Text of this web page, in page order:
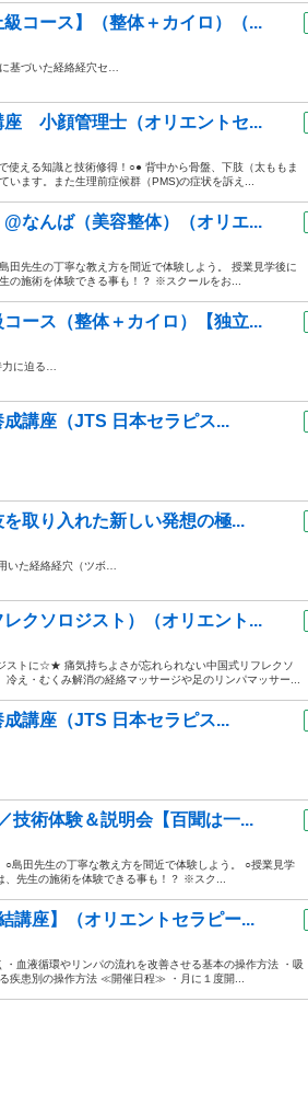
コース】（整体＋カイロ）（...
基づいた経絡経穴セ…
小顔管理士（オリエントセ...
える知識と技術修得！○● 背中から骨盤、下肢（太ももま
ます。また生理前症候群（PMS)の症状を訴え...
なんば（美容整体）（オリエ...
田先生の丁寧な教え方を間近で体験しよう。 授業見学後に
の施術を体験できる事も！？ ※スクールをお...
ース（整体＋カイロ）【独立...
に迫る…
講座（JTS 日本セラピス...
取り入れた新しい発想の極...
いた経絡経穴（ツボ…
クソロジスト）（オリエント...
トに☆★ 痛気持ちよさが忘れられない中国式リフレクソ
え・むくみ解消の経絡マッサージや足のリンパマッサー...
講座（JTS 日本セラピス...
技術体験＆説明会【百聞は一...
島田先生の丁寧な教え方を間近で体験しよう。 ○授業見学
先生の施術を体験できる事も！？ ※スク...
講座】（オリエントセラピー...
血液循環やリンパの流れを改善させる基本の操作方法 ・吸
疾患別の操作方法 ≪開催日程≫ ・月に１度開...